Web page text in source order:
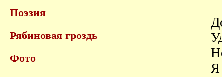
Поэзия
Рябиновая гроздь
Фото
Я